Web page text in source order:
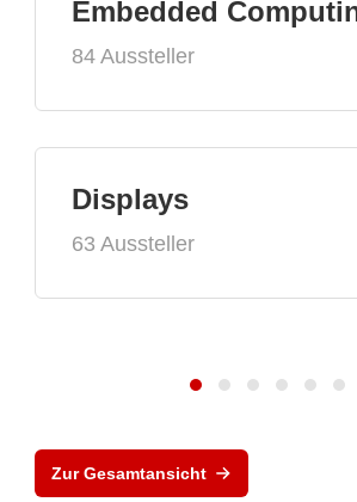
Embedded
84 Aussteller
Displays
63 Aussteller
Zur Gesamtansicht